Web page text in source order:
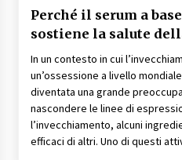
Perché il serum a
sostiene la salute
In un contesto in cui
un’ossessione a livello
diventata una grande
nascondere le linee di
l’invecchiamento, alcuni
efficaci di altri. Uno di questi